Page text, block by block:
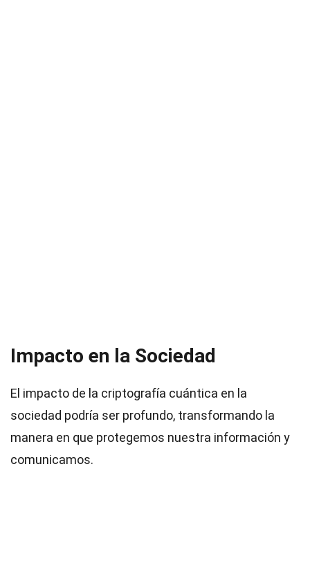
Impacto en la Sociedad
El impacto de la criptografía cuántica en la
sociedad podría ser profundo, transformando la
manera en que protegemos nuestra información y
comunicamos.